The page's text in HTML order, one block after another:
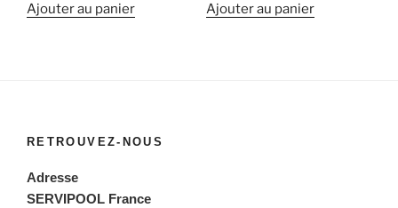
Ajouter au panier
Ajouter au panier
RETROUVEZ-NOUS
Adresse
SERVIPOOL France